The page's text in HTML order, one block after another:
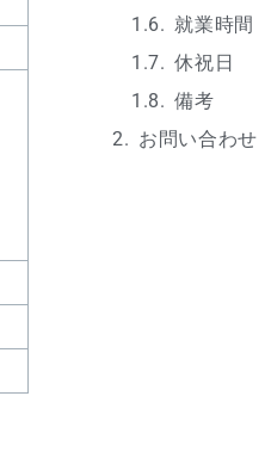
就業時間
休祝日
備考
お問い合わせ